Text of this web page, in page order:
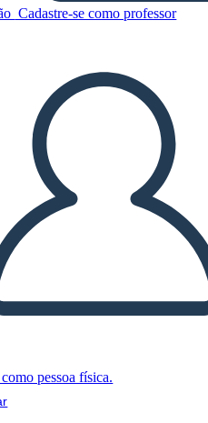
Cadastre-se como professor
pessoa física.
storyboard
APRESENTAÇÃO DE SLIDES
LEIA PRA MIM